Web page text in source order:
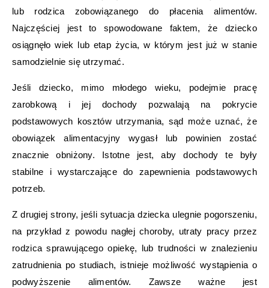
lub rodzica zobowiązanego do płacenia alimentów.
Najczęściej jest to spowodowane faktem, że dziecko
osiągnęło wiek lub etap życia, w którym jest już w stanie
samodzielnie się utrzymać.
Jeśli dziecko, mimo młodego wieku, podejmie pracę
zarobkową i jej dochody pozwalają na pokrycie
podstawowych kosztów utrzymania, sąd może uznać, że
obowiązek alimentacyjny wygasł lub powinien zostać
znacznie obniżony. Istotne jest, aby dochody te były
stabilne i wystarczające do zapewnienia podstawowych
potrzeb.
Z drugiej strony, jeśli sytuacja dziecka ulegnie pogorszeniu,
na przykład z powodu nagłej choroby, utraty pracy przez
rodzica sprawującego opiekę, lub trudności w znalezieniu
zatrudnienia po studiach, istnieje możliwość wystąpienia o
podwyższenie alimentów. Zawsze ważne jest